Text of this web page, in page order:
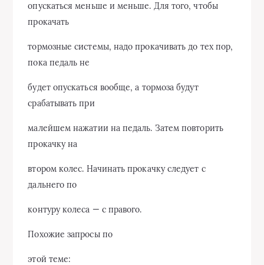
опускаться меньше и меньше. Для того, чтобы
прокачать
тормозные системы, надо прокачивать до тех пор,
пока педаль не
будет опускаться вообще, а тормоза будут
срабатывать при
малейшем нажатии на педаль. Затем повторить
прокачку на
втором колес. Начинать прокачку следует с
дальнего по
контуру колеса — с правого.
Похожие запросы по
этой теме: